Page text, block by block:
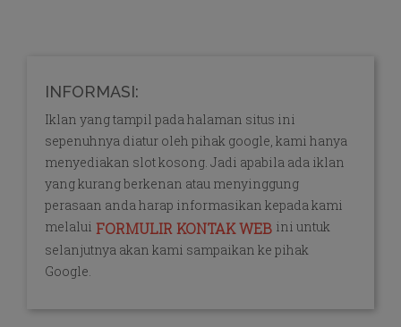
INFORMASI:
Iklan yang tampil pada halaman situs ini
sepenuhnya diatur oleh pihak google, kami hanya
menyediakan slot kosong. Jadi apabila ada iklan
yang kurang berkenan atau menyinggung
perasaan anda harap informasikan kepada kami
melalui FORMULIR KONTAK WEB ini untuk
selanjutnya akan kami sampaikan ke pihak
Google.